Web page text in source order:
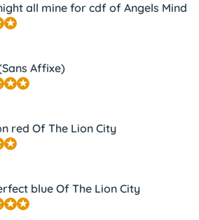
all mine for cdf of Angels Mind
Affixe)
red Of The Lion City
blue Of The Lion City